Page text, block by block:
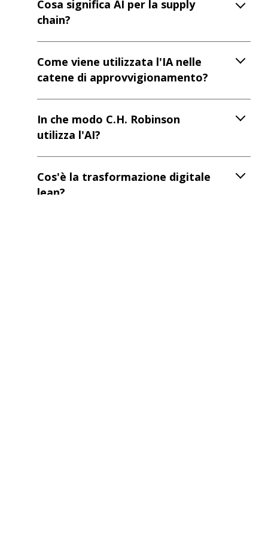
Cosa significa AI per la supply
chain?
Come viene utilizzata l'IA nelle
catene di approvvigionamento?
In che modo C.H. Robinson
utilizza l'AI?
Cos'è la trasformazione digitale
lean?